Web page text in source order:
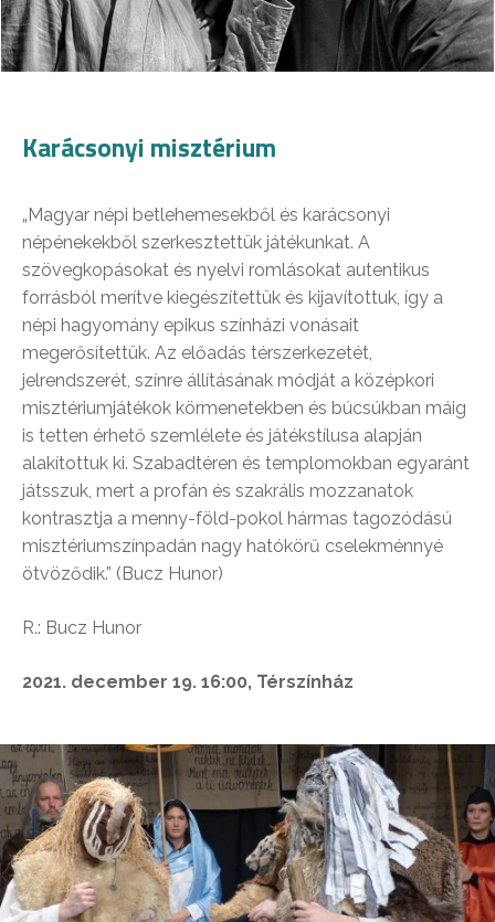
Karácsonyi misztérium
„Magyar népi betlehemesekből és karácsonyi
népénekekből szerkesztettük játékunkat. A
szövegkopásokat és nyelvi romlásokat autentikus
forrásból merítve kiegészítettük és kijavítottuk, így a
népi hagyomány epikus színházi vonásait
megerősítettük. Az előadás térszerkezetét,
jelrendszerét, színre állításának módját a középkori
misztériumjátékok körmenetekben és búcsúkban máig
is tetten érhető szemlélete és játékstílusa alapján
alakítottuk ki. Szabadtéren és templomokban egyaránt
játsszuk, mert a profán és szakrális mozzanatok
kontrasztja a menny-föld-pokol hármas tagozódású
misztériumszínpadán nagy hatókörű cselekménnyé
ötvöződik.” (Bucz Hunor)
R.: Bucz Hunor
2021. december 19. 16:00, Térszínház